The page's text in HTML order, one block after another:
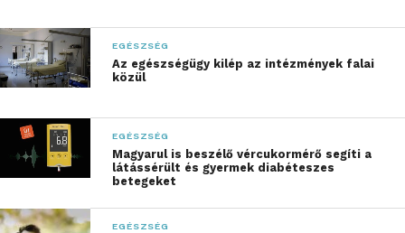
Januárban ezért gyakori
az alacsonyabb
motiváció és a fáradtság.”
– folytatta Dr. Hámori.
EGÉSZSÉG
Az egészségügy kilép az intézmények falai
közül
EGÉSZSÉG
Magyarul is beszélő vércukormérő segíti a
látássérült és gyermek diabéteszes
betegeket
EGÉSZSÉG